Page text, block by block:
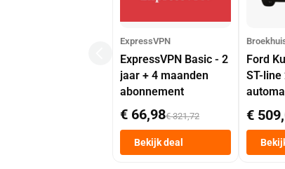
ExpressVPN
ExpressVPN Basic - 2
jaar + 4 maanden
abonnement
€ 66,98€ 321,72
Bekijk deal
Ford
ST-line
€